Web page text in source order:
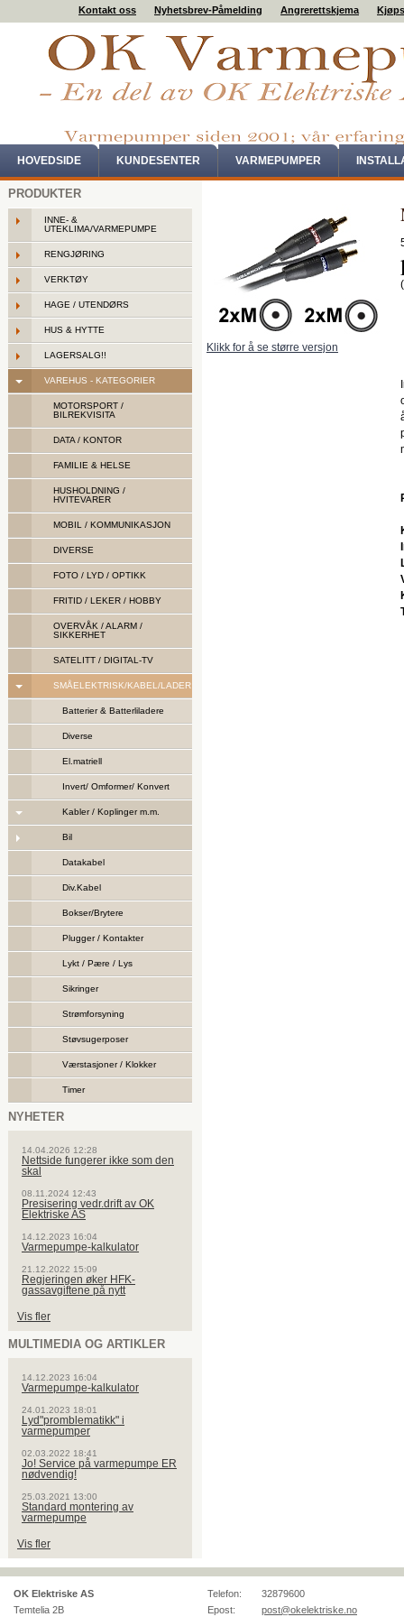
Kontakt oss Nyhetsbrev-Påmelding Angrerettskjema
HOVEDSIDE KUNDESENTER VARMEPUMPER
PRODUKTER
INNE- &
UTEKLIMA/VARMEPUMPE
RENGJØRING
VERKTØY
HAGE / UTENDØRS
HUS & HYTTE
LAGERSALG!!
VAREHUS - KATEGORIER
MOTORSPORT /
BILREKVISITA
DATA / KONTOR
FAMILIE & HELSE
HUSHOLDNING /
HVITEVARER
MOBIL / KOMMUNIKASJON
DIVERSE
FOTO / LYD / OPTIKK
FRITID / LEKER / HOBBY
OVERVÅK / ALARM /
SIKKERHET
SATELITT / DIGITAL-TV
SMÅELEKTRISK/KABEL/LADER
Batterier & Batterliladere
Diverse
El.matriell
Invert/ Omformer/ Konvert
Kabler / Koplinger m.m.
Bil
Datakabel
Div.Kabel
Bokser/Brytere
Plugger / Kontakter
Lykt / Pære / Lys
Sikringer
Strømforsyning
Støvsugerposer
Værstasjoner / Klokker
Timer
NYHETER
14.04.2026 12:28
Nettside fungerer ikke som den
skal
08.11.2024 12:43
Presisering vedr.drift av OK
Elektriske AS
14.12.2023 16:04
Varmepumpe-kalkulator
21.12.2022 15:09
Regjeringen øker HFK-
gassavgiftene på nytt
Vis fler
MULTIMEDIA OG ARTIKLER
14.12.2023 16:04
Varmepumpe-kalkulator
24.01.2023 18:01
Lyd"promblematikk" i
varmepumper
02.03.2022 18:41
Jo! Service på varmepumpe ER
nødvendig!
25.03.2021 13:00
Standard montering av
varmepumpe
Vis fler
Klikk for å se større versjon
OK Elektriske AS
Temtelia 2B
Telefon:
32879600
Epost:
post@okelektriske.no